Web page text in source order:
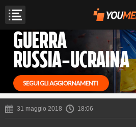
31 maggio 2018 18:06